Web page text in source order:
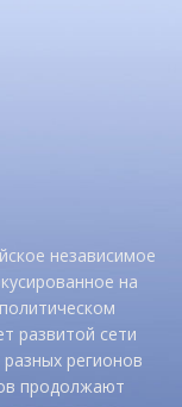
независимое
на
развитой сети
регионов
продолжают